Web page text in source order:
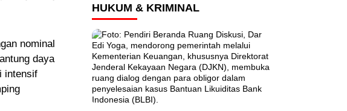
nominal
daya
intensif
HUKUM & KRIMINAL